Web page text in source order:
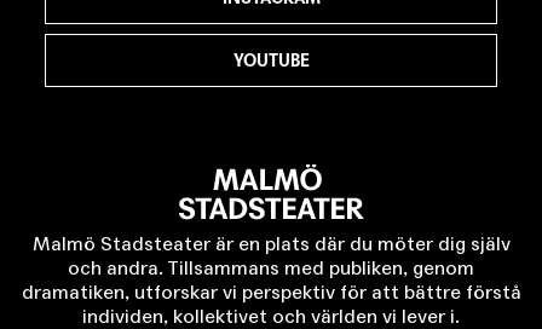
Malmö Stadsteater är en plats där du möter dig själv
och andra. Tillsammans med publiken, genom
dramatiken, utforskar vi perspektiv för att bättre förstå
individen, kollektivet och världen vi lever i.
YOUTUBE